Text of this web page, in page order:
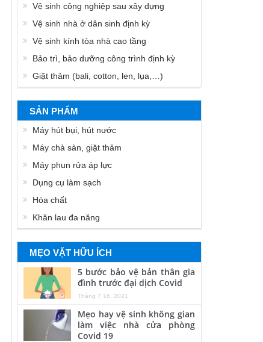
Vệ sinh công nghiệp sau xây dựng
Vệ sinh nhà ở dân sinh định kỳ
Vệ sinh kính tòa nhà cao tầng
Bảo trì, bảo dưỡng công trình định kỳ
Giặt thảm (bali, cotton, len, lụa,…)
SẢN PHẨM
Máy hút bụi, hút nước
Máy chà sàn, giặt thảm
Máy phun rửa áp lực
Dụng cụ làm sạch
Hóa chất
Khăn lau đa năng
MẸO VẶT HỮU ÍCH
5 bước bảo vệ bản thân gia
đình trước đại dịch Covid
Tháng 7 16, 2021
Mẹo hay vệ sinh không gian
làm việc nhà cửa phòng
Covid 19